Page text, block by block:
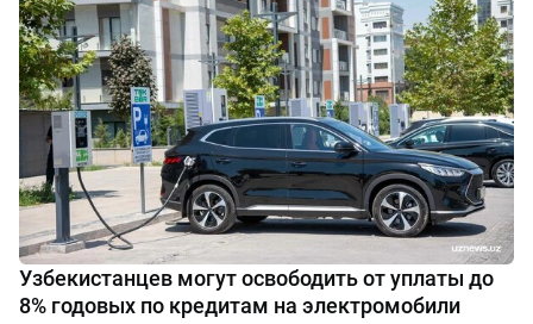
Узбекистанцев могут освободить от уплаты до
8% годовых по кредитам на электромобили